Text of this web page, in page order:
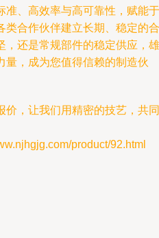
准、高效率与高可靠性，赋能于
类合作伙伴建立长期、稳定的合
，还是常规部件的稳定供应，雄
量，成为您值得信赖的制造伙
价，让我们用精密的技艺，共同
product/92.html